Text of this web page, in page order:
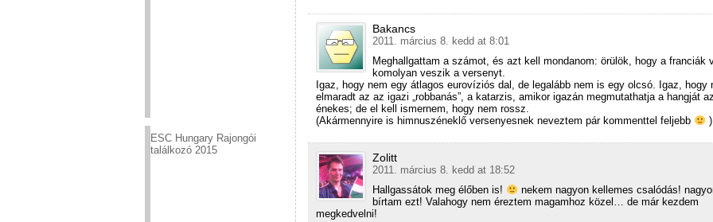
ESC Hungary Rajongói
találkozó 2015
Bakancs
2011. március 8. kedd at 8:01
Meghallgattam a számot, és azt kell mondanom: örülök, hogy a franciák
komolyan veszik a versenyt.
Igaz, hogy nem egy átlagos eurovíziós dal, de legalább nem is egy olcsó. Igaz, hogy
elmaradt az az igazi „robbanás”, a katarzis, amikor igazán megmutathatja a hangját az
énekes; de el kell ismernem, hogy nem rossz.
(Akármennyire is himnuszéneklő versenyesnek neveztem pár kommenttel feljebb
)
Zolitt
2011. március 8. kedd at 18:52
Hallgassátok meg élőben is!
nekem nagyon kellemes csalódás!
bírtam ezt! Valahogy nem éreztem magamhoz közel… de már kezdem
megkedvelni!